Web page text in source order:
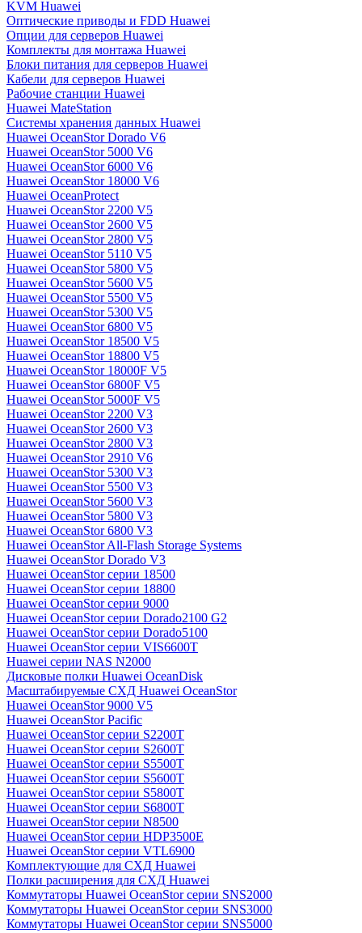
KVM Huawei
Оптические приводы и FDD Huawei
Опции для серверов Huawei
Комплекты для монтажа Huawei
Блоки питания для серверов Huawei
Кабели для серверов Huawei
Рабочие станции Huawei
Huawei MateStation
Системы хранения данных Huawei
Huawei OceanStor Dorado V6
Huawei OceanStor 5000 V6
Huawei OceanStor 6000 V6
Huawei OceanStor 18000 V6
Huawei OceanProtect
Huawei OceanStor 2200 V5
Huawei OceanStor 2600 V5
Huawei OceanStor 2800 V5
Huawei OceanStor 5110 V5
Huawei OceanStor 5800 V5
Huawei OceanStor 5600 V5
Huawei OceanStor 5500 V5
Huawei OceanStor 5300 V5
Huawei OceanStor 6800 V5
Huawei OceanStor 18500 V5
Huawei OceanStor 18800 V5
Huawei OceanStor 18000F V5
Huawei OceanStor 6800F V5
Huawei OceanStor 5000F V5
Huawei OceanStor 2200 V3
Huawei OceanStor 2600 V3
Huawei OceanStor 2800 V3
Huawei OceanStor 2910 V6
Huawei OceanStor 5300 V3
Huawei OceanStor 5500 V3
Huawei OceanStor 5600 V3
Huawei OceanStor 5800 V3
Huawei OceanStor 6800 V3
Huawei OceanStor All-Flash Storage Systems
Huawei OceanStor Dorado V3
Huawei OceanStor серии 18500
Huawei OceanStor серии 18800
Huawei OceanStor серии 9000
Huawei OceanStor серии Dorado2100 G2
Huawei OceanStor серии Dorado5100
Huawei OceanStor серии VIS6600T
Huawei серии NAS N2000
Дисковые полки Huawei OceanDisk
Масштабируемые СХД Huawei OceanStor
Huawei OceanStor 9000 V5
Huawei OceanStor Pacific
Huawei OceanStor серии S2200T
Huawei OceanStor серии S2600T
Huawei OceanStor серии S5500T
Huawei OceanStor серии S5600T
Huawei OceanStor серии S5800T
Huawei OceanStor серии S6800T
Huawei OceanStor серии N8500
Huawei OceanStor серии HDP3500E
Huawei OceanStor серии VTL6900
Комплектующие для СХД Huawei
Полки расширения для СХД Huawei
Коммутаторы Huawei OceanStor серии SNS2000
Коммутаторы Huawei OceanStor серии SNS3000
Коммутаторы Huawei OceanStor серии SNS5000